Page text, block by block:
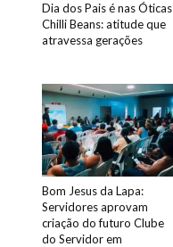
Dia dos Pais é nas Óticas
Chilli Beans: atitude que
atravessa gerações
Bom Jesus da Lapa:
Servidores aprovam
criação do futuro Clube
do Servidor em